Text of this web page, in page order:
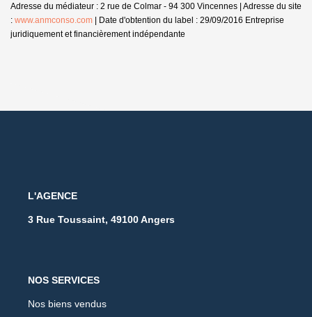
Adresse du médiateur : 2 rue de Colmar - 94 300 Vincennes | Adresse du site
: www.anmconso.com | Date d'obtention du label : 29/09/2016 Entreprise
juridiquement et financièrement indépendante
L'AGENCE
3 Rue Toussaint, 49100 Angers
NOS SERVICES
Nos biens vendus